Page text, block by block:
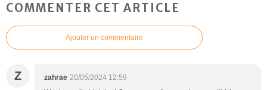
COMMENTER CET ARTICLE
Ajouter un commentaire
Z zahrae 20/05/2024 12:59